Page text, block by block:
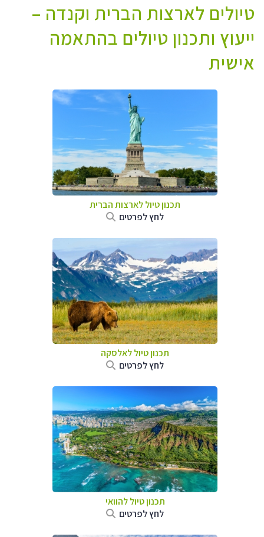
טיולים לארצות הברית וקנדה –
ייעוץ ותכנון טיולים בהתאמה
אישית
תכנון טיול לארצות הברית
לחץ לפרטים
תכנון טיול לאלסקה
לחץ לפרטים
תכנון טיול להוואי
לחץ לפרטים